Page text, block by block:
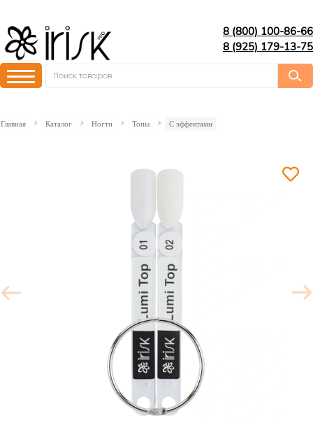
8 (800) 100-86-66
8 (925) 179-13-75
Главная Каталог Ногти Топы C эффектами